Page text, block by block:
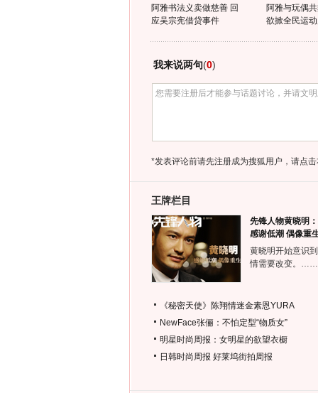
阿雅书法义卖做慈善 回
应吴宗宪借贷事件
阿雅与玩偶
欲掀全民运
我来说两句(0)
*发表评论前请先注册成为搜狐用户，请点
王牌栏目
先锋人物黄晓明：
感谢低潮 偶像重
黄晓明开始意识
情需要改变。……
《秘密天使》陈翔情迷金素恩YURA
NewFace张俪：不怕定型“物质女”
明星时尚周报：女明星的欲望衣橱
日韩时尚周报 好莱坞街拍周报